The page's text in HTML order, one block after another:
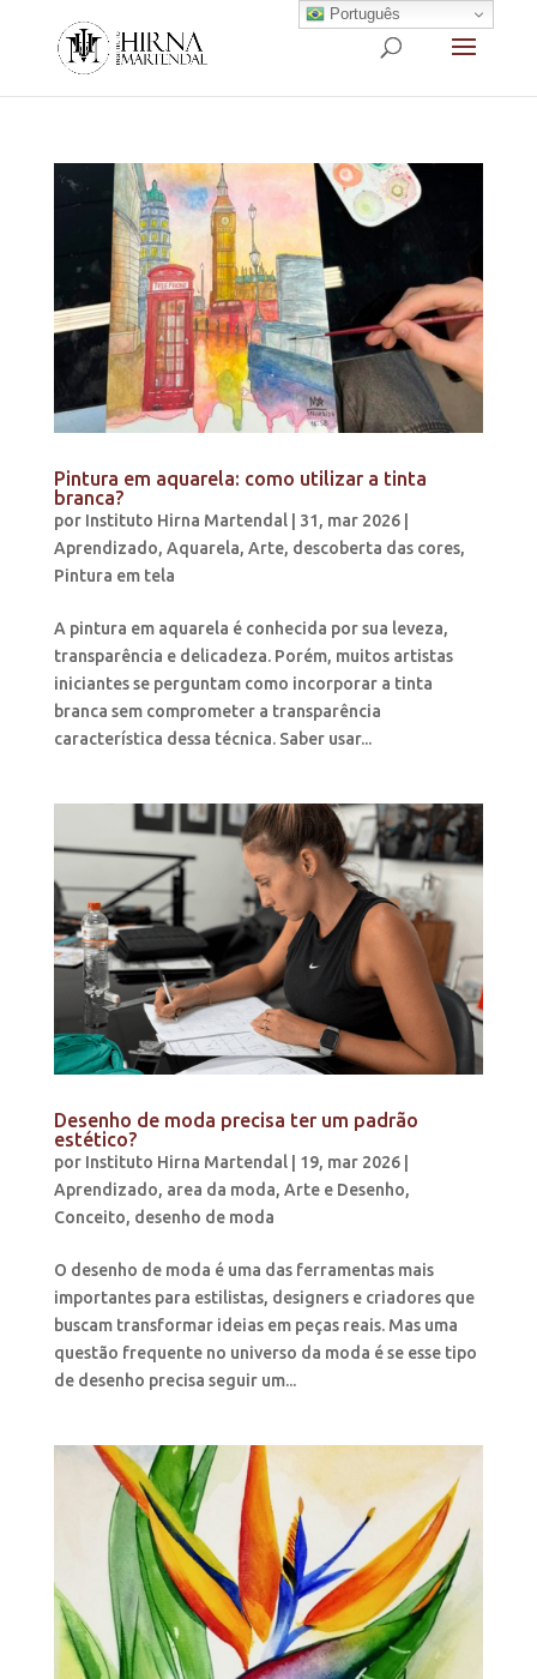
Pintura em aquarela: como utilizar a tinta
branca?
por Instituto Hirna Martendal| 31, mar 2026|
Aprendizado, Aquarela, Arte, descoberta das cores,
Pintura em tela
A pintura em aquarela é conhecida por sua leveza,
transparência e delicadeza. Porém, muitos artistas
iniciantes se perguntam como incorporar a tinta
branca sem comprometer a transparência
característica dessa técnica. Saber usar...
Desenho de moda precisa ter um padrão
estético?
por Instituto Hirna Martendal| 19, mar 2026|
Aprendizado, area da moda, Arte e Desenho,
Conceito, desenho de moda
O desenho de moda é uma das ferramentas mais
importantes para estilistas, designers e criadores que
buscam transformar ideias em peças reais. Mas uma
questão frequente no universo da moda é se esse tipo
de desenho precisa seguir um...
Português